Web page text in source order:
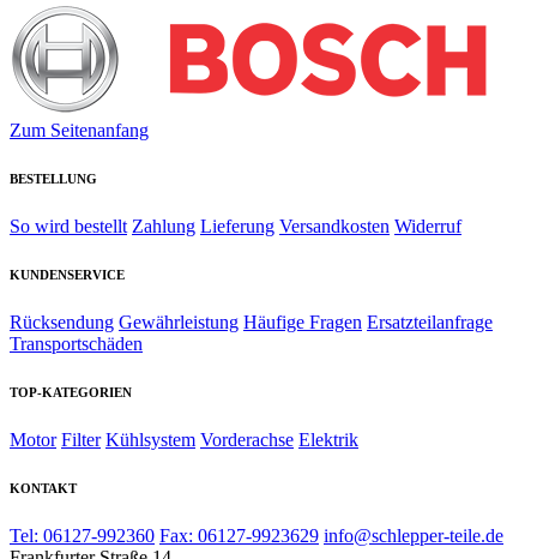
Zum Seitenanfang
BESTELLUNG
So wird bestellt Zahlung Lieferung Versandkosten Widerruf
KUNDENSERVICE
Rücksendung Gewährleistung Häufige Fragen Ersatzteilanfrage
Transportschäden
TOP-KATEGORIEN
Motor Filter Kühlsystem Vorderachse Elektrik
KONTAKT
Tel: 06127-992360 Fax: 06127-9923629 info@schlepper-teile.de